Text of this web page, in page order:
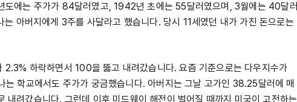
도에는 주가가 84달러였고, 1942년 초에는 55달러였으며, 3월에는 40달러
는 아버지에게 3주를 사달라고 했습니다. 당시 11세였던 내가 가진 돈으로는
2.3% 하락하면서 100을 뚫고 내려갔습니다. 요즘 기준으로는 다우지수가
학교에서도 주가가 궁금했습니다. 아버지는 그날 고가인 38.25달러에 매
내려갔습니다. 그런데 이후 미드웨이 해전이 벌어질 때까지 미국이 고전하는